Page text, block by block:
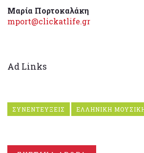
Μαρία Πορτοκαλάκη
mport@clickatlife.gr
Ad Links
ΣΥΝΕΝΤΕΥΞΕΙΣ ΕΛΛΗΝΙΚΗ